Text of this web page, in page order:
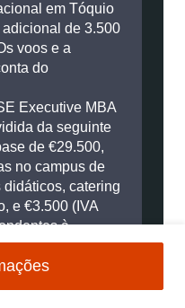
em Tóquio
de 3.500
voos e a
do
Executive MBA
da seguinte
de €29.500,
no campus de
didáticos, catering
e €3.500 (IVA
à
internacional